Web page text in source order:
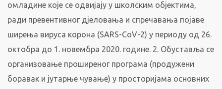
омладине које се одвијају у школским објектима,
ради превентивног дјеловања и спречавања појаве
ширења вируса корона (SARS-CoV-2) у периоду од 26.
октобра до 1. новембра 2020. године. 2. Обуставља се
организовање проширеног програма (продужени
боравак и јутарње чување) у просторијама основних